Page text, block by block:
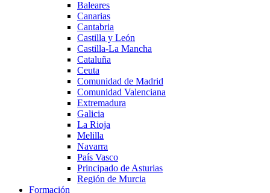
Baleares
Canarias
Cantabria
Castilla y León
Castilla-La Mancha
Cataluña
Ceuta
Comunidad de Madrid
Comunidad Valenciana
Extremadura
Galicia
La Rioja
Melilla
Navarra
País Vasco
Principado de Asturias
Región de Murcia
Formación